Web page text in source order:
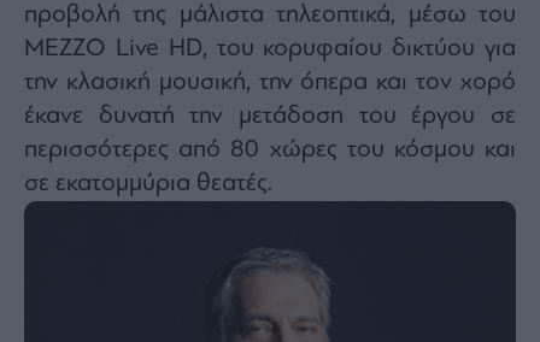
προβολή της μάλιστα τηλεοπτικά, μέσω του
MEZZO Live HD, του κορυφαίου δικτύου για
την κλασική μουσική, την όπερα και τον χορό
έκανε δυνατή την μετάδοση του έργου σε
περισσότερες από 80 χώρες του κόσμου και
σε εκατομμύρια θεατές.